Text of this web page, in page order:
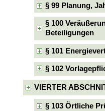
§ 99 Planung,
§ 100
Beteiligungen
§ 101
§ 102
VIERTER
§ 103 Örtliche